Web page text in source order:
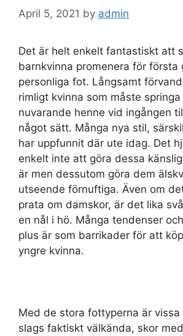
April 5, 2021 by admin
Det är helt enkelt fantastiskt att
barnkvinna promenera för första
personliga fot. Långsamt
rimligt kvinna som måste springa
nuvarande henne vid ingången
något sätt. Många nya stil,
har uppfunnit där ute idag. Det
enkelt inte att göra dessa
är men dessutom göra dem
utseende förnuftiga. Även om
prata om damskor, är det lika
en nål i hö. Många tendenser
plus är som barrikader för att
yngre kvinna.
Med de stora fottyperna är
slags faktiskt välkända, skor